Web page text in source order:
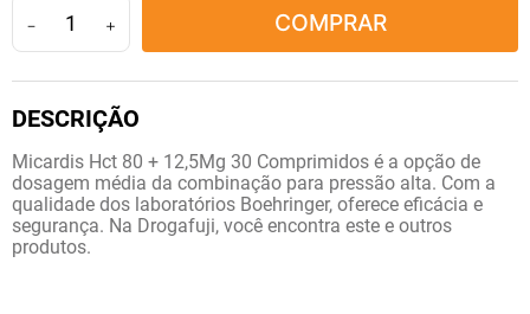
＋
－ COMPRAR
Micardis Hct 80 + 12,5Mg 30 Comprimidos é a opção de
dosagem média da combinação para pressão alta. Com a
qualidade dos laboratórios Boehringer, oferece eficácia e
segurança. Na Drogafuji, você encontra este e outros
produtos.